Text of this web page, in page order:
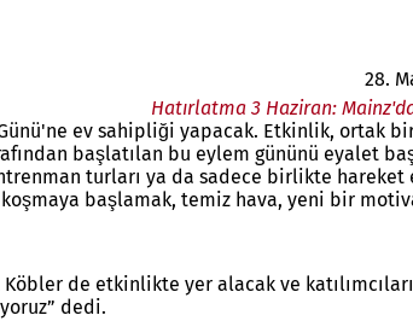
28.
Hatırlatma 3 Haziran:
ev sahipliği yapacak. Etkinlik, ortak
başlatılan bu eylem gününü eyalet
turları ya da sadece birlikte
başlamak, temiz hava, yeni bir
de etkinlikte yer alacak ve
dedi.